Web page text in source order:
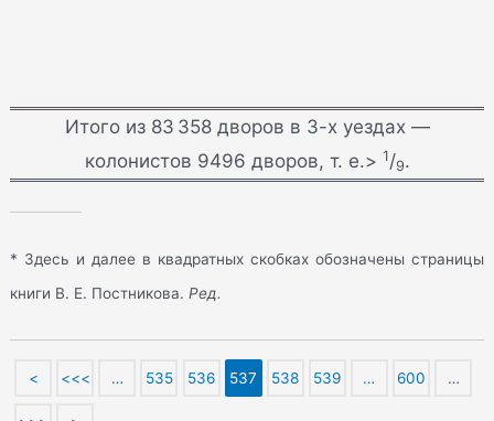
Итого из 83 358 дворов в 3-х уездах —
колонистов 9496 дворов, т. е.> 1/9.
* Здесь и далее в квадратных скобках обозначены страницы
книги В. Е. Постникова.Ред.
< <<< … 535 536 537 538 539 … 600 …